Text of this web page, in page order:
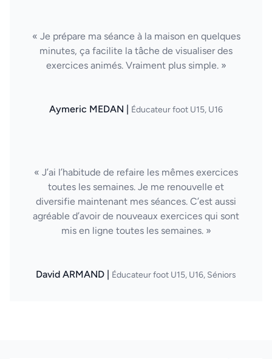
« Je prépare ma séance à la maison en quelques
minutes, ça facilite la tâche de visualiser des
exercices animés. Vraiment plus simple. »
Aymeric MEDAN | Éducateur foot U15, U16
« J’ai l’habitude de refaire les mêmes exercices
toutes les semaines. Je me renouvelle et
diversifie maintenant mes séances. C’est aussi
agréable d’avoir de nouveaux exercices qui sont
mis en ligne toutes les semaines. »
David ARMAND | Éducateur foot U15, U16, Séniors